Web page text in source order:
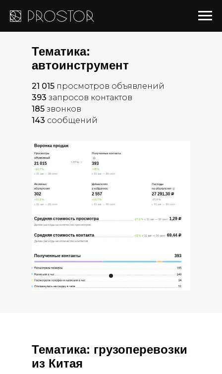
Тематика:
автоинструмент
21 015 просмотров объявлений
393 запросов контактов
185 звонков
143 сообщений
Тематика: грузоперевозки
из Китая